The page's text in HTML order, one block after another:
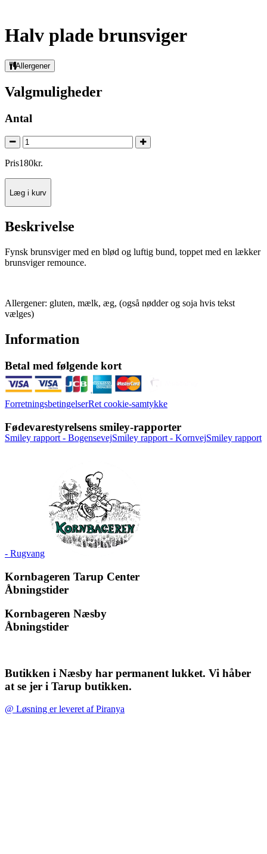
Halv plade brunsviger
Allergener
Valgmuligheder
Antal
Pris180kr.
Læg i kurv
Beskrivelse
Fynsk brunsviger med en blød og luftig bund, toppet med en lækker
brunsviger remounce.
Allergener: gluten, mælk, æg, (også nødder og soja hvis tekst
vælges)
Information
Betal med følgende kort
ForretningsbetingelserRet cookie-samtykke
Fødevarestyrelsens smiley-rapporter
Smiley rapport - BogensevejSmiley rapport - KornvejSmiley rapport
- Rugvang
Kornbageren Tarup Center
Åbningstider
Kornbageren Næsby
Åbningstider
Butikken i Næsby har permanent lukket. Vi håber
at se jer i Tarup butikken.
@ Løsning er leveret af Piranya